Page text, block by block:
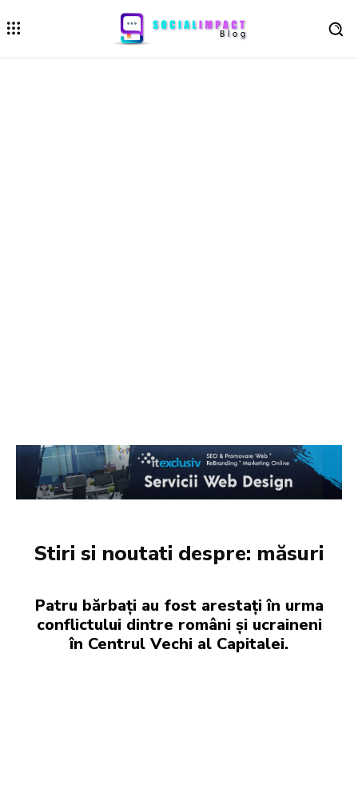
Stiri si noutati despre: măsuri
Patru bărbați au fost arestați în urma
conflictului dintre români și ucraineni
în Centrul Vechi al Capitalei.